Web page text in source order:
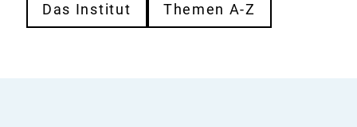
Das Institut Themen A-Z